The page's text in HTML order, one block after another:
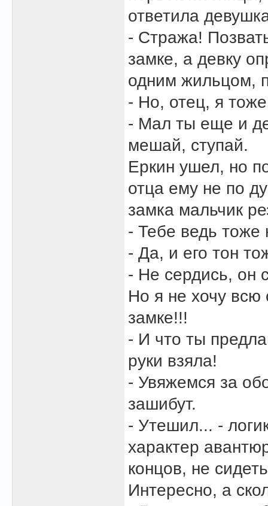
ответила
- Стража!
замке, а девку
одним жильцом,
- Но, отец, я
- Мал ты еще и
мешай, ступай.
Еркин ушел, но
отца ему не по
замка мальчик
- Тебе ведь тоже
- Да, и его тон
- Не сердись, он
Но я не хочу всю
замке!!!
- И что ты
руки взяла!
- Увяжемся за
зашибут.
- Утешил... -
характер
концов, не
Интересно, а